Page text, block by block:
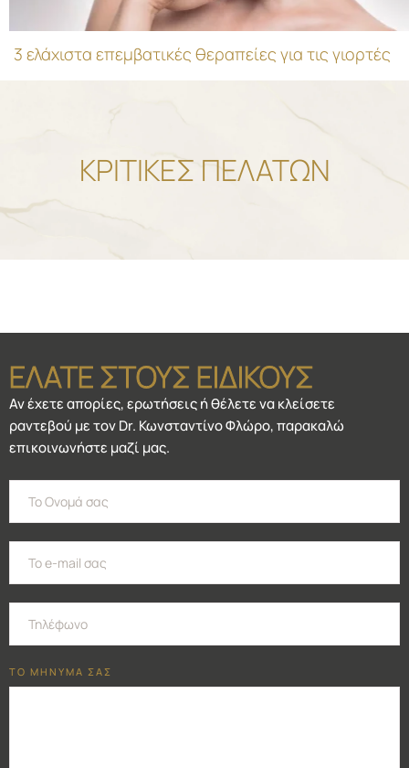
3 ελάχιστα επεμβατικές θεραπείες για τις γιορτές
ΚΡΙΤΙΚΕΣ ΠΕΛΑΤΩΝ
ΕΛΑΤΕ ΣΤΟΥΣ ΕΙΔΙΚΟΥΣ
Αν έχετε απορίες, ερωτήσεις ή θέλετε να κλείσετε
ραντεβού με τον Dr. Κωνσταντίνο Φλώρο, παρακαλώ
επικοινωνήστε μαζί μας.
ΤΟ ΜΗΝΥΜΑ ΣΑΣ